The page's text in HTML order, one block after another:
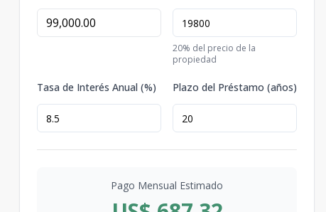
20% del precio de la
propiedad
Tasa de Interés Anual (%) Plazo del Préstamo (años)
Pago Mensual Estimado